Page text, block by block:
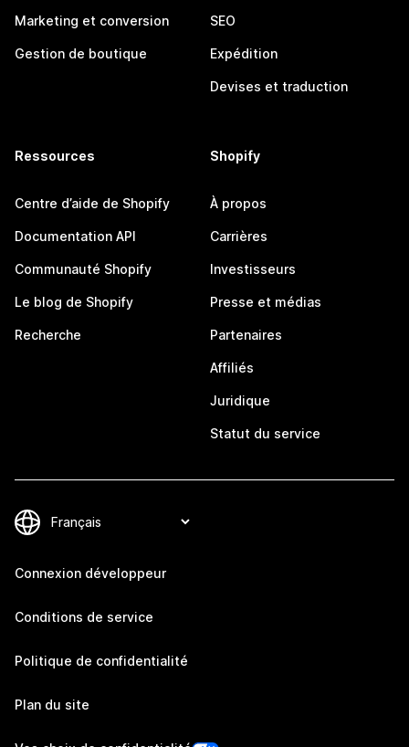
Marketing et conversion
Gestion de boutique
SEO
Expédition
Devises et traduction
Ressources
Centre d’aide de Shopify
Documentation API
Communauté Shopify
Le blog de Shopify
Recherche
Shopify
À propos
Carrières
Investisseurs
Presse et médias
Partenaires
Affiliés
Juridique
Statut du service
Connexion développeur
Conditions de service
Politique de confidentialité
Plan du site